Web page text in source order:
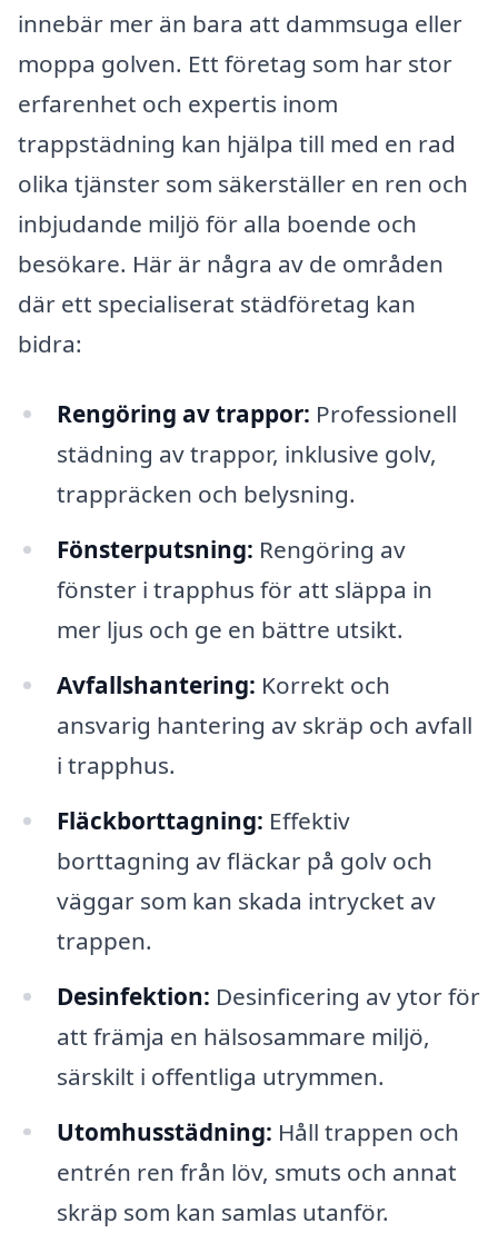
innebär mer än bara att dammsuga eller
moppa golven. Ett företag som har stor
erfarenhet och expertis inom
trappstädning kan hjälpa till med en rad
olika tjänster som säkerställer en ren och
inbjudande miljö för alla boende och
besökare. Här är några av de områden
där ett specialiserat städföretag kan
bidra:
Rengöring av trappor: Professionell
städning av trappor, inklusive golv,
trappräcken och belysning.
Fönsterputsning: Rengöring av
fönster i trapphus för att släppa in
mer ljus och ge en bättre utsikt.
Avfallshantering: Korrekt och
ansvarig hantering av skräp och avfall
i trapphus.
Fläckborttagning: Effektiv
borttagning av fläckar på golv och
väggar som kan skada intrycket av
trappen.
Desinfektion: Desinficering av ytor för
att främja en hälsosammare miljö,
särskilt i offentliga utrymmen.
Utomhusstädning: Håll trappen och
entrén ren från löv, smuts och annat
skräp som kan samlas utanför.